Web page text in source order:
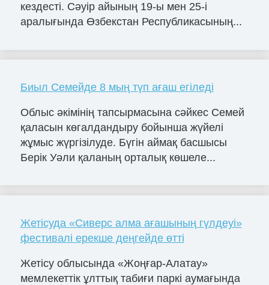
кездесті. Сәуір айының 19-ы мен 25-і
аралығында Өзбекстан Республикасының...
Биыл Семейде 8 мың түп ағаш егіледі
Облыс әкімінің тапсырмасына сәйкес Семей
қаласын көгалдандыру бойынша жүйелі
жұмыс жүргізілуде. Бүгін аймақ басшысы
Берік Уәли қаланың орталық көшеле...
Жетісуда «Сиверс алма ағашының гүлдеуі»
фестивалі ерекше деңгейде өтті
Жетісу облысында «Жоңғар-Алатау»
мемлекеттік ұлттық табиғи паркі аумағында